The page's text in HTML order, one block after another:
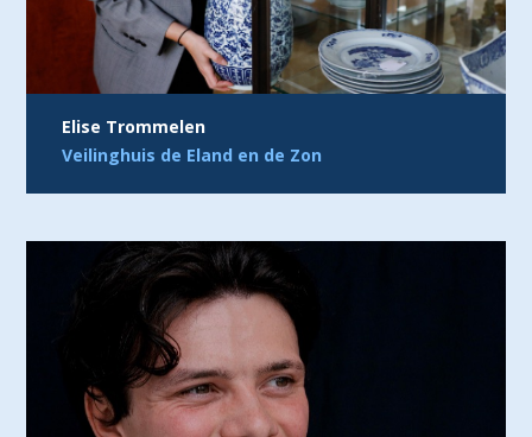
Elise Trommelen
Veilinghuis de Eland en de Zon